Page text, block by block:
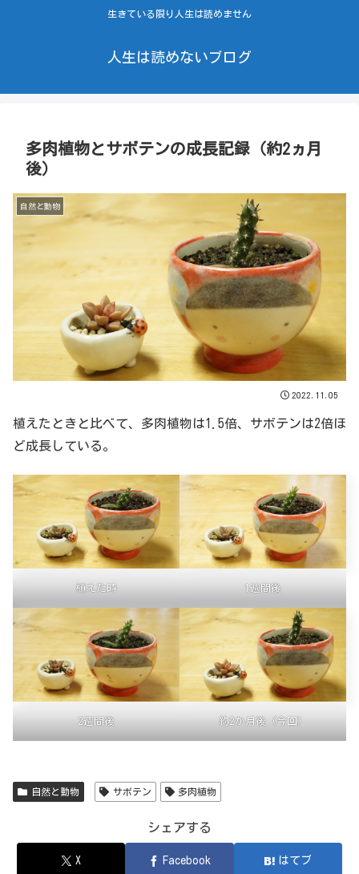
生きている限り人生は読めません
人生は読めないブログ
多肉植物とサボテンの成長記録（約2ヵ月
後）
自然と動物
2022.11.05
植えたときと比べて、多肉植物は1.5倍、サボテンは2倍ほ
ど成長している。
植えた時 1週間後
2週間後 約2か月後（今回）
自然と動物 サボテン 多肉植物
シェアする
X Facebook はてブ